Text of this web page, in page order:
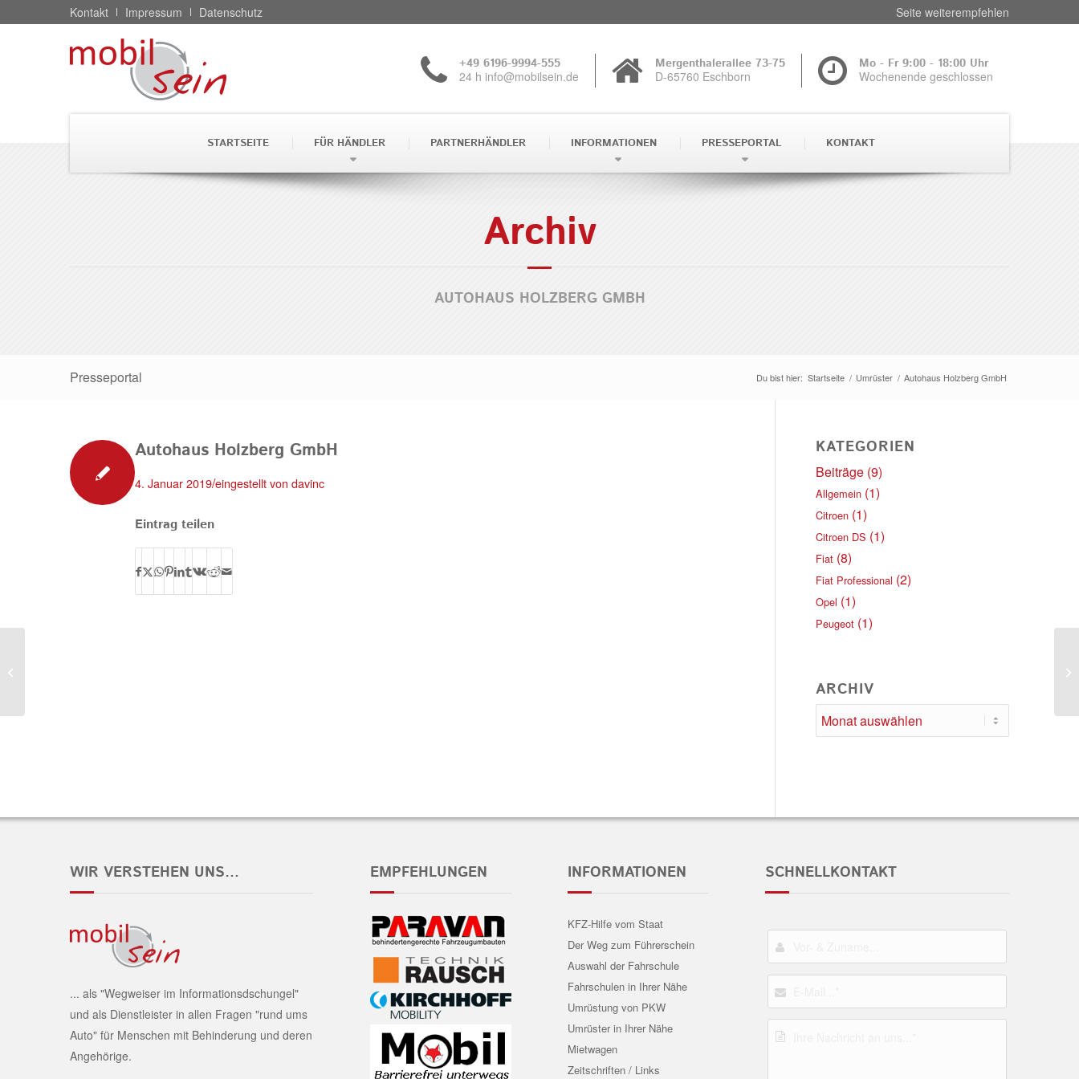
Kontakt Impressum Datenschutz Seite weiterempfehlen
+49 6196-9994-555
24 h info@mobilsein.de
Mergenthalerallee 73-75
D-65760 Eschborn
Mo - Fr 9:00 - 18:00 Uhr
Wochenende geschlossen
STARTSEITE FÜR HÄNDLER PARTNERHÄNDLER INFORMATIONEN PRESSEPORTAL KONTAKT
Archiv
AUTOHAUS HOLZBERG GMBH
Presseportal Du bist hier: Startseite / Umrüster / Autohaus Holzberg GmbH
Autohaus Holzberg GmbH
4. Januar 2019/eingestellt von davinc
Eintrag teilen
KATEGORIEN
Beiträge(9)
Allgemein(1)
Citroen(1)
Citroen DS (1)
Fiat(8)
Fiat Professional (2)
Opel (1)
Peugeot(1)
ARCHIV
WIR VERSTEHEN UNS…
... als "Wegweiser im Informationsdschungel"
und als Dienstleister in allen Fragen "rund ums
Auto" für Menschen mit Behinderung und deren
Angehörige.
EMPFEHLUNGEN INFORMATIONEN
KFZ-Hilfe vom Staat
Der Weg zum Führerschein
Auswahl der Fahrschule
Fahrschulen in Ihrer Nähe
Umrüstung von PKW
Umrüster in Ihrer Nähe
Mietwagen
Zeitschriften / Links
SCHNELLKONTAKT